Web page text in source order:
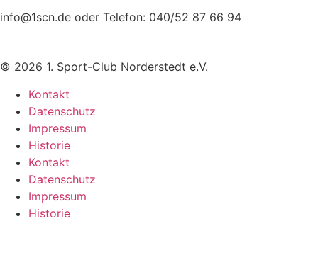
info@1scn.de oder Telefon: 040/52 87 66 94
© 2026 1. Sport-Club Norderstedt e.V.
Kontakt
Datenschutz
Impressum
Historie
Kontakt
Datenschutz
Impressum
Historie